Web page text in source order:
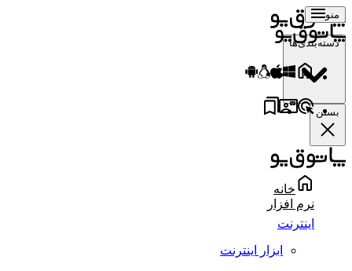
منو
دسته‌بندی‌ها
بستن
خانه
نرم افزار
اینترنت
ابزار اینترنت